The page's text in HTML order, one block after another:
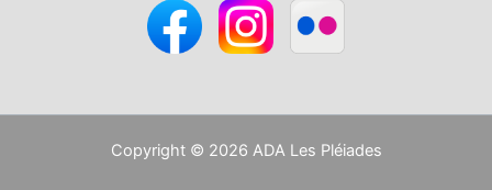
Copyright © 2026 ADA Les Pléiades